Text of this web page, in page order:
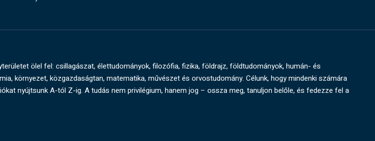
ölel fel: csillagászat, élettudományok, filozófia, fizika, földrajz, földtudományok, humán- és
környezet, közgazdaságtan, matematika, művészet és orvostudomány. Célunk, hogy mindenki számára
nyújtsunk A-tól Z-ig. A tudás nem privilégium, hanem jog – ossza meg, tanuljon belőle, és fedezze fel a